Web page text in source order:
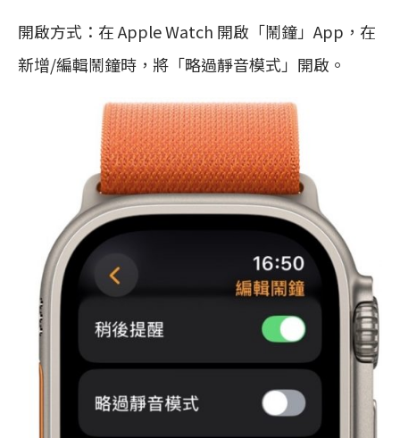
開啟方式：在 Apple Watch 開啟「鬧鐘」App，在
新增/編輯鬧鐘時，將「略過靜音模式」開啟。